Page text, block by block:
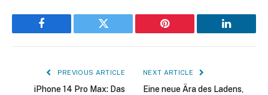
Facebook Twitter Pinterest LinkedIn
PREVIOUS ARTICLE
iPhone 14 Pro Max: Das
NEXT ARTICLE
Eine neue Ära des Ladens,